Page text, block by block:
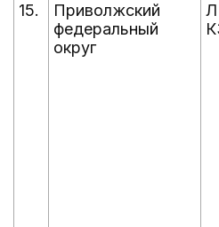
15.
Приволжский
федеральный
округ
Л